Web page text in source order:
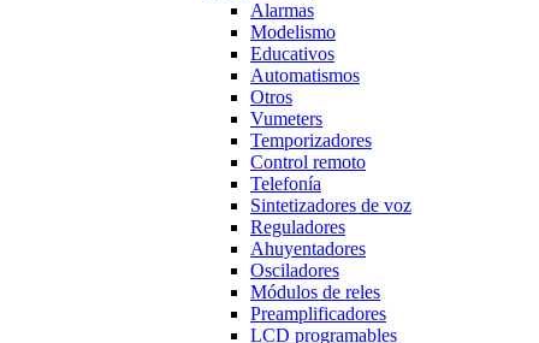
Alarmas
Modelismo
Educativos
Automatismos
Otros
Vumeters
Temporizadores
Control remoto
Telefonía
Sintetizadores de voz
Reguladores
Ahuyentadores
Osciladores
Módulos de reles
Preamplificadores
LCD programables